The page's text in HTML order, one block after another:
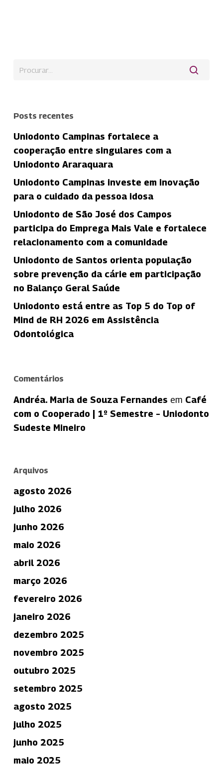
Posts recentes
Uniodonto Campinas fortalece a
cooperação entre singulares com a
Uniodonto Araraquara
Uniodonto Campinas investe em inovação
para o cuidado da pessoa idosa
Uniodonto de São José dos Campos
participa do Emprega Mais Vale e fortalece
relacionamento com a comunidade
Uniodonto de Santos orienta população
sobre prevenção da cárie em participação
no Balanço Geral Saúde
Uniodonto está entre as Top 5 do Top of
Mind de RH 2026 em Assistência
Odontológica
Comentários
Andréa. Maria de Souza Fernandes em Café
com o Cooperado | 1º Semestre – Uniodonto
Sudeste Mineiro
Arquivos
agosto 2026
julho 2026
junho 2026
maio 2026
abril 2026
março 2026
fevereiro 2026
janeiro 2026
dezembro 2025
novembro 2025
outubro 2025
setembro 2025
agosto 2025
julho 2025
junho 2025
maio 2025